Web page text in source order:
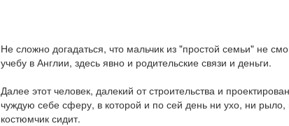
Не сложно догадаться, что мальчик из "простой семьи" не
учебу в Англии, здесь явно и родительские связи и деньги.
Далее этот человек, далекий от строительства и
чуждую себе сферу, в которой и по сей день ни ухо, ни рыло,
костюмчик сидит.